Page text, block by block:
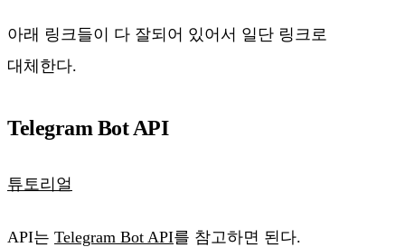
아래 링크들이 다 잘되어 있어서 일단 링크로
대체한다.
Telegram Bot API
튜토리얼
API는 Telegram Bot API를 참고하면 된다.